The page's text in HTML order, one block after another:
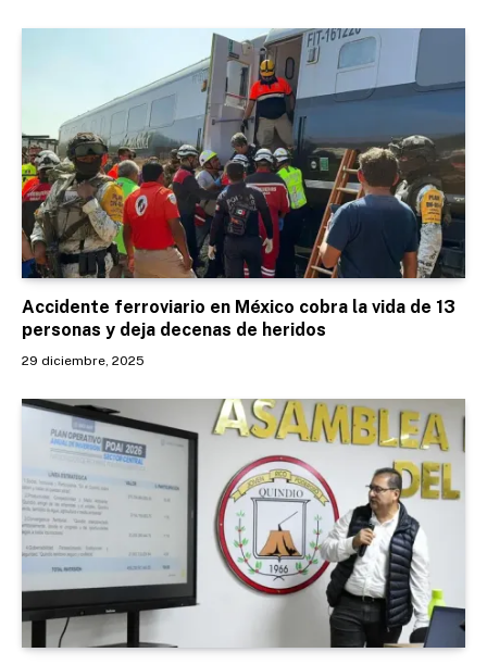
Accidente ferroviario en México cobra la vida de 13
personas y deja decenas de heridos
29 diciembre, 2025